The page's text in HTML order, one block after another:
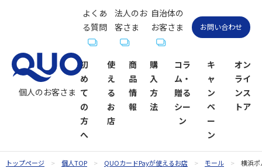
個人のお客さま
初
め
て
の
方
へ
使
え
る
お
店
商
品
情
報
購
入
方
法
コラ
ム・
贈る
シー
ン
キ
ャ
ン
ペ
ー
ン
オン
ライ
ンス
トア
よくあ
る質問
法人のお
客さま
自治体の
お客さま
お問い合わせ
トップページ 個人TOP QUOカードPayが使えるお店 モール 横浜ポ